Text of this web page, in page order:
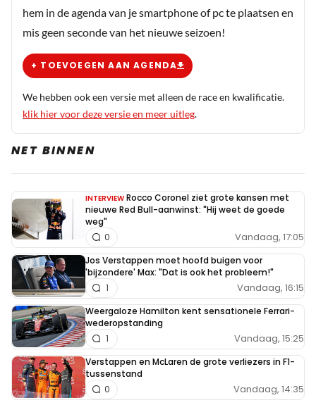
hem in de agenda van je smartphone of pc te plaatsen en
mis geen seconde van het nieuwe seizoen!
+ TOEVOEGEN AAN AGENDA
We hebben ook een versie met alleen de race en kwalificatie.
klik hier voor deze versie en meer uitleg.
NET BINNEN
INTERVIEW Rocco Coronel ziet grote kansen met
nieuwe Red Bull-aanwinst: "Hij weet de goede
weg"
Vandaag, 17:05
0
Jos Verstappen moet hoofd buigen voor
'bijzondere' Max: "Dat is ook het probleem!"
Vandaag, 16:15
1
Weergaloze Hamilton kent sensationele Ferrari-
wederopstanding
Vandaag, 15:25
1
Verstappen en McLaren de grote verliezers in F1-
tussenstand
Vandaag, 14:35
0